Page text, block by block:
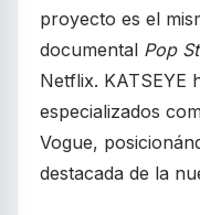
proyecto es el
documental Pop
Netflix. KATSEYE
especializados
Vogue,
destacada de la